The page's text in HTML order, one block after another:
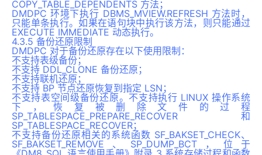
COPY_TABLE_DEPENDENTS 方法；
DMDPC 环境下执行 DBMS_MVIEW.REFRESH 方法时，
只能单条执行。如果在语句块中执行该方法，则只能通过
EXECUTE IMMEDIATE 动态执行。
4.3.5 备份还原限制
DMDPC 对于备份还原存在以下使用限制：
不支持表级备份；
不支持 DDL_CLONE 备份还原；
不支持联机还原；
不支持 BP 节点还原恢复到指定 LSN；
不支持表空间级备份还原。不支持执行 LINUX 操作系统
下，恢复被删除文件的过程
SP_TABLESPACE_PREPARE_RECOVER 和
SP_TABLESPACE_RECOVER；
不支持备份还原相关的系统函数 SF_BAKSET_CHECK、
SF_BAKSET_REMOVE、SP_DUMP_BCT，位于